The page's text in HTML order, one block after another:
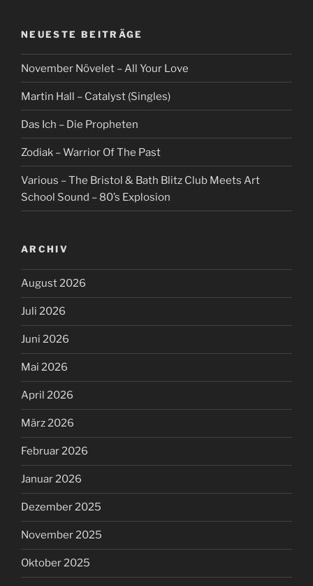
NEUESTE BEITRÄGE
November Növelet – All Your Love
Martin Hall – Catalyst (Singles)
Das Ich – Die Propheten
Zodiak – Warrior Of The Past
Various – The Bristol & Bath Blitz Club Meets Art
School Sound – 80’s Explosion
ARCHIV
August 2026
Juli 2026
Juni 2026
Mai 2026
April 2026
März 2026
Februar 2026
Januar 2026
Dezember 2025
November 2025
Oktober 2025